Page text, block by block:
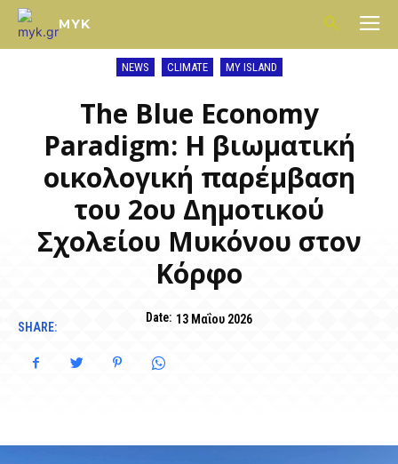
MYK
NEWS CLIMATE MY ISLAND
The Blue Economy
Paradigm: Η βιωματική
οικολογική παρέμβαση
του 2ου Δημοτικού
Σχολείου Μυκόνου στον
Κόρφο
Date: 13 Μαΐου 2026
SHARE: